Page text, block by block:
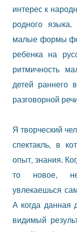
интерес к
родного
малые формы
ребенка на
ритмичность
детей раннего
разговорной
Я творческий
спектакль, в
опыт, знания.
то новое,
увлекаешься
А когда данная
видимый